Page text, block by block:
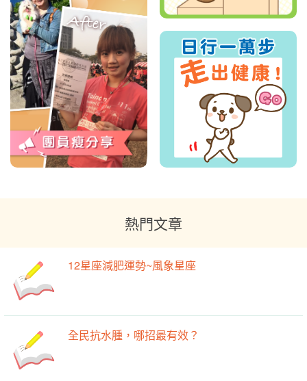
熱門文章
12星座減肥運勢~風象星座
全民抗水腫，哪招最有效？